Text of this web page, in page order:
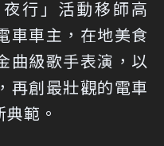
行」活動移師高
車車主，在地美食
曲級歌手表演，以
再創最壯觀的電車
範。